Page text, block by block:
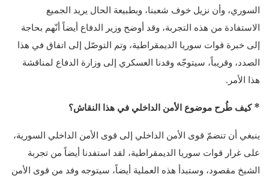
السوري، وأن نزيل خوف شعبنا، وبطبيعة الحال يريد الجميع
الاستفادة من هذه التجربة، وقد أوضح وزير الدفاع أيضاً أنّهم بحاجة
إلى خبرة قوات سوريا الديمقراطية، وتم التوصّل إلى اتفاق في هذا
الصدد، وقريباً، سيتوجّه وفدنا العسكري إلى وزارة الدفاع لمناقشة
هذا الأمر.
* كيف طُرح موضوع الأمن الداخلي في هذا النقاش؟
ينبغي أن تنضمّ قوى الأمن الداخلي إلى قوى الأمن الداخلي السورية،
على غرار قوات سوريا الديمقراطية، لقد استفدنا أيضاً من تجربة
الشيخ مقصود، وستبدأ هذه العملية أيضاً، سيتوجه وفد من قوى الأمن